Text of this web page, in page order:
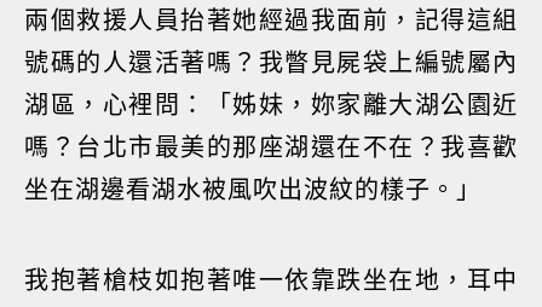
兩個救援人員抬著她經過我面前，記得這組
號碼的人還活著嗎？我瞥見屍袋上編號屬內
湖區，心裡問：「姊妹，妳家離大湖公園近
嗎？台北市最美的那座湖還在不在？我喜歡
坐在湖邊看湖水被風吹出波紋的樣子。」
我抱著槍枝如抱著唯一依靠跌坐在地，耳中